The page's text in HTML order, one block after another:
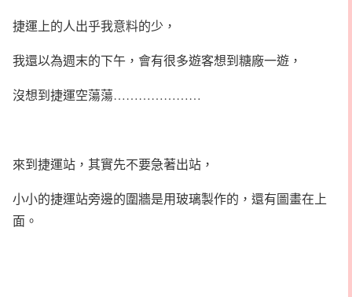
捷運上的人出乎我意料的少，
我還以為週末的下午，會有很多遊客想到糖廠一遊，
沒想到捷運空蕩蕩…………………
來到捷運站，其實先不要急著出站，
小小的捷運站旁邊的圍牆是用玻璃製作的，還有圖畫在上
面。